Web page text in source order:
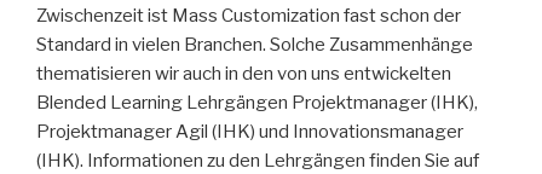
Zwischenzeit ist Mass Customization fast schon der
Standard in vielen Branchen. Solche Zusammenhänge
thematisieren wir auch in den von uns entwickelten
Blended Learning Lehrgängen Projektmanager (IHK),
Projektmanager Agil (IHK) und Innovationsmanager
(IHK). Informationen zu den Lehrgängen finden Sie auf